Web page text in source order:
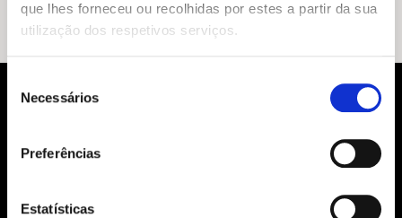
que lhes forneceu ou recolhidas por estes a partir da sua
utilização dos respetivos serviços.
Necessários
Preferências
Estatísticas